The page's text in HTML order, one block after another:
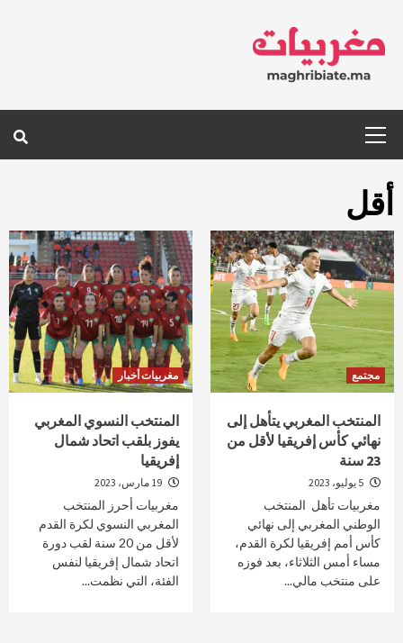
content
Menu
أقل
مجتمع
المنتخب المغربي يتأهل إلى
نهائي كأس إفريقيا لأقل من
23 سنة
مغربيات تأهل المنتخب
الوطني المغربي إلى نهائي
كأس أمم إفريقيا لكرة القدم،
مساء أمس الثلاثاء، بعد فوزه
على منتخب مالي...
مغربيات أخبار
المنتخب النسوي المغربي
يفوز بلقب اتحاد شمال
إفريقيا
مغربيات أحرز المنتخب
المغربي النسوي لكرة القدم
لأقل من 20 سنة لقب دورة
اتحاد شمال إفريقيا لنفس
الفئة، التي نظمت...